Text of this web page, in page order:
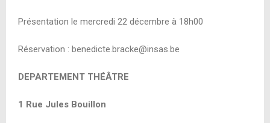
Présentation le mercredi 22 décembre à 18h00
Réservation : benedicte.bracke@insas.be
DEPARTEMENT THÉÂTRE
1 Rue Jules Bouillon